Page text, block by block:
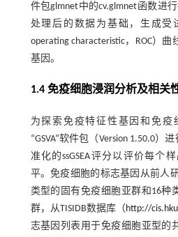
件包glmnet中的cv.glmnet函数进
处理后的数据为基础，生成受
operating characteristic，ROC）
基因。
1.4 免疫细胞浸润分析及相关
为探索免疫特征性基因和免疫
“GSVA”软件包（Version 1.50.0）
准化的ssGSEA评分以评价每个
平。免疫细胞的标志基因从前人
类型的固有免疫细胞亚群和16种
群，从TISIDB数据库（ http://
志基因列表用于免疫细胞亚型的